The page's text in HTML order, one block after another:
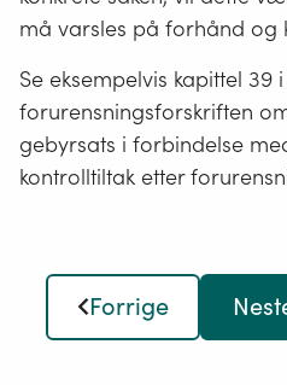
må varsles på forhånd og
Se eksempelvis kapittel 39 i
forurensningsforskriften
gebyrsats i forbindelse
kontrolltiltak etter
Forrige